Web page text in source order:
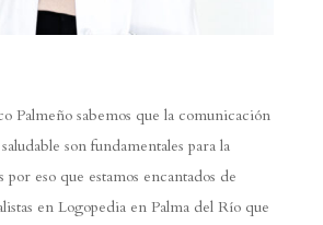
Palmeño sabemos que la comunicación
son fundamentales para la
eso que estamos encantados de
en Logopedia en Palma del Río que